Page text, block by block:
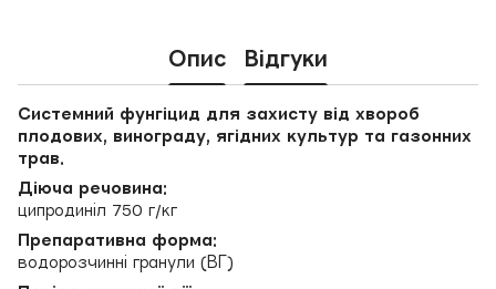
Опис Відгуки
Системний фунгіцид для захисту від хвороб
плодових, винограду, ягідних культур та газонних
трав.
Діюча речовина:
ципродиніл 750 г/кг
Препаративна форма:
водорозчинні гранули (ВГ)